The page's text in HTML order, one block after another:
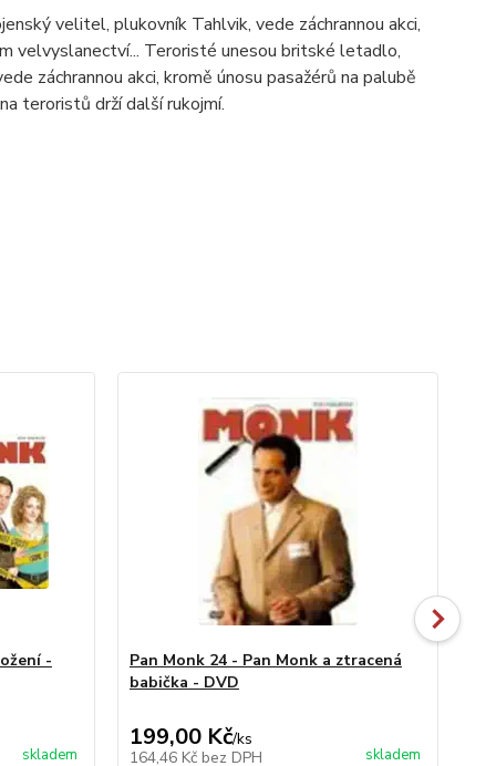
velitel, plukovník Tahlvik, vede záchrannou akci,
velvyslanectví... Teroristé unesou britské letadlo,
záchrannou akci, kromě únosu pasažérů na palubě
teroristů drží další rukojmí.
-
skladem
Pan Monk 24 - Pan Monk a ztracená
babička - DVD
199,00 Kč/ks
164,46 Kč bez DPH skladem